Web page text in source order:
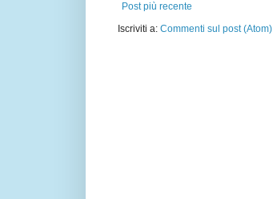
Post più recente
Iscriviti a: Commenti sul post (Atom)